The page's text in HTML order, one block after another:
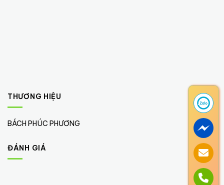
THƯƠNG HIỆU
BÁCH PHÚC PHƯƠNG (20)
ĐÁNH GIÁ